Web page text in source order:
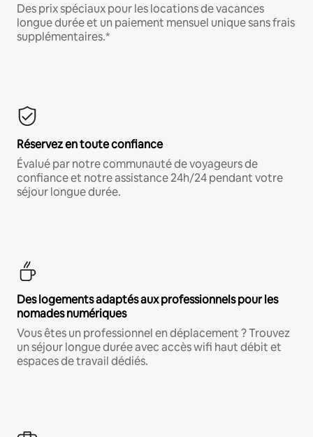
Des prix spéciaux pour les locations de vacances
longue durée et un paiement mensuel unique sans frais
supplémentaires.*
Réservez en toute confiance
Évalué par notre communauté de voyageurs de
confiance et notre assistance 24h/24 pendant votre
séjour longue durée.
Des logements adaptés aux professionnels pour les
nomades numériques
Vous êtes un professionnel en déplacement ? Trouvez
un séjour longue durée avec accès wifi haut débit et
espaces de travail dédiés.